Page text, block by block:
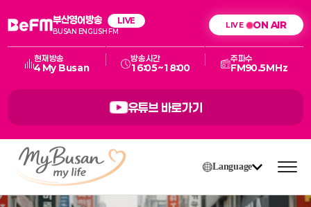
부산영어방송 LIVE
BUSAN ENGLISH FM
ON AIR
현재방송
4 My Busan
방송시간
16:05~18:00
주파수
FM90.5MHz
유튜브 바로가기
Language